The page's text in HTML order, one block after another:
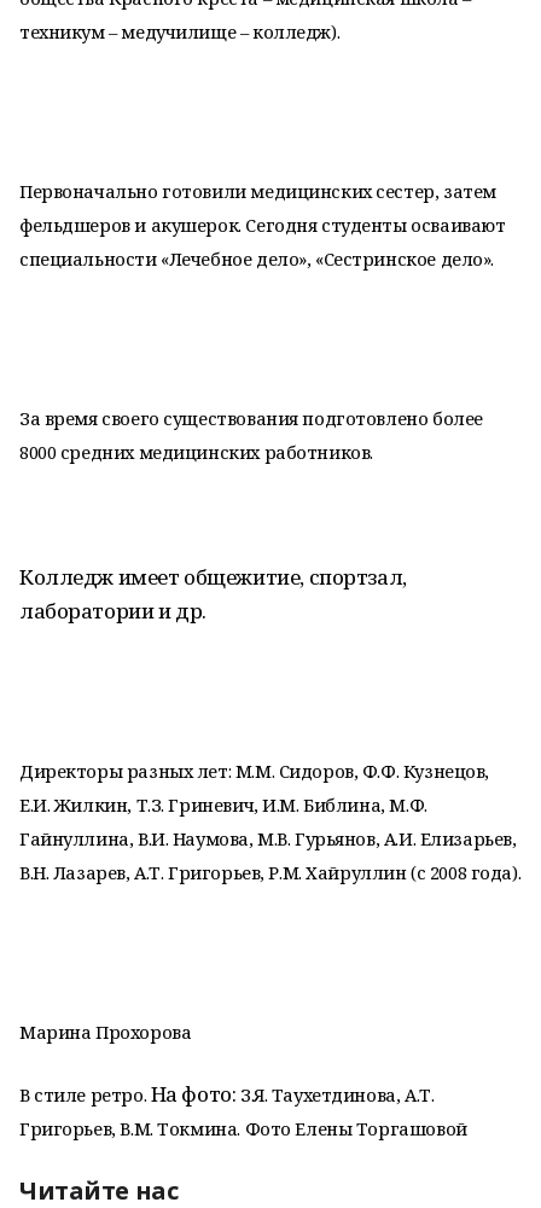
техникум – медучилище – колледж).
Первоначально готовили медицинских сестер, затем
фельдшеров и акушерок. Сегодня студенты осваивают
специальности «Лечебное дело», «Сестринское дело».
За время своего существования подготовлено более
8000 средних медицинских работников.
Колледж имеет общежитие, спортзал,
лаборатории и др.
Директоры разных лет: М.М. Сидоров, Ф.Ф. Кузнецов,
Е.И. Жилкин, Т.З. Гриневич, И.М. Библина, М.Ф.
Гайнуллина, В.И. Наумова, М.В. Гурьянов, А.И. Елизарьев,
В.Н. Лазарев, А.Т. Григорьев, Р.М. Хайруллин (с 2008 года).
Марина Прохорова
В стиле ретро. На фото: З.Я. Таухетдинова, А.Т.
Григорьев, В.М. Токмина. Фото Елены Торгашовой
Читайте нас